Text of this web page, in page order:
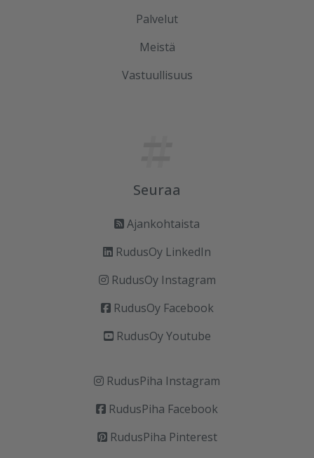
Palvelut
Meistä
Vastuullisuus
Seuraa
Ajankohtaista
RudusOy LinkedIn
RudusOy Instagram
RudusOy Facebook
RudusOy Youtube
RudusPiha Instagram
RudusPiha Facebook
RudusPiha Pinterest